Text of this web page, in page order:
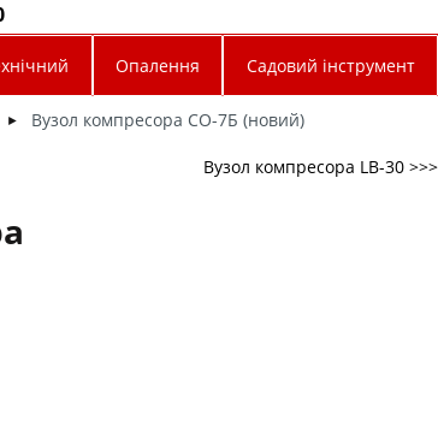
Опалення Садовий інструмент
► Вузол компресора СО-7Б (новий)
Вузол компресора LB-30 >>>